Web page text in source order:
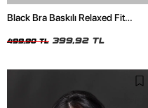
Black Bra Baskılı Relaxed Fit
499,90 TL 399,92 TL